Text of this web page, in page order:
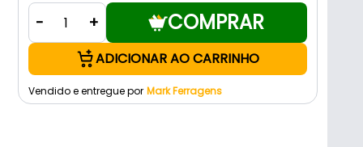
- + COMPRAR
ADICIONAR AO CARRINHO
Vendido e entregue por Mark Ferragens